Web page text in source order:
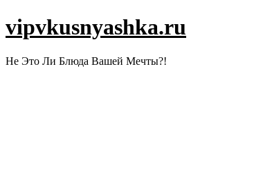
vipvkusnyashka.ru
Не Это Ли Блюда Вашей Мечты?!